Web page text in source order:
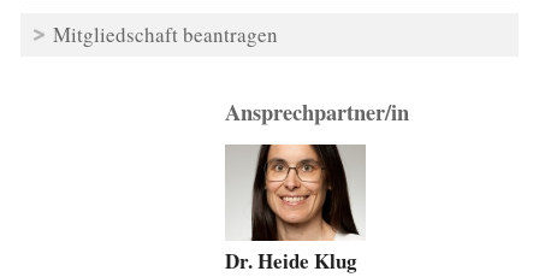
Mitgliedschaft beantragen
Ansprechpartner/in
Dr. Heide Klug